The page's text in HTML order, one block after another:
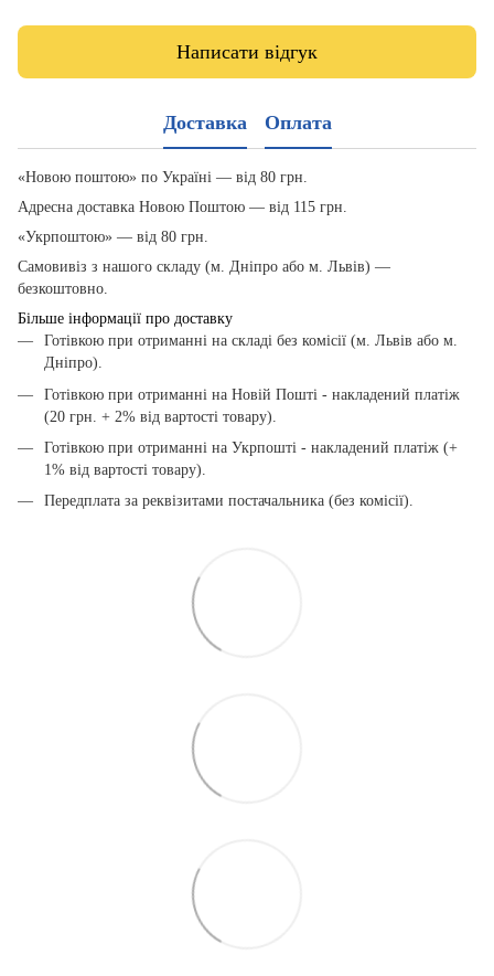
Написати відгук
Доставка Оплата
«Новою поштою» по Україні — від 80 грн.
Адресна доставка Новою Поштою — від 115 грн.
«Укрпоштою» — від 80 грн.
Самовивіз з нашого складу (м. Дніпро або м. Львів) —
безкоштовно.
Більше інформації про доставку
Готівкою при отриманні на складі без комісії (м. Львів або м.
Дніпро).
Готівкою при отриманні на Новій Пошті - накладений платіж
(20 грн. + 2% від вартості товару).
Готівкою при отриманні на Укрпошті - накладений платіж (+
1% від вартості товару).
Передплата за реквізитами постачальника (без комісії).